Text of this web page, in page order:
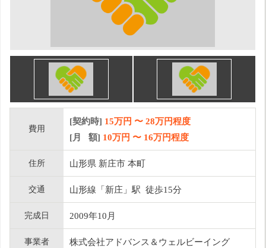
費用
[契約時] 15万円 〜 28万円程度
[月 額] 10万円 〜 16万円程度
住所 山形県 新庄市 本町
交通 山形線「新庄」駅 徒歩15分
完成日 2009年10月
事業者 株式会社アドバンス＆ウェルビーイング